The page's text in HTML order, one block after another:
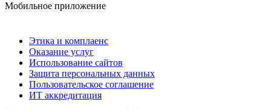
Мобильное приложение
Этика и комплаенс
Оказание услуг
Использование сайтов
Защита персональных данных
Пользовательское соглашение
ИТ аккредитация